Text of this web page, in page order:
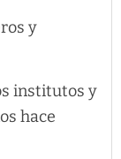
y
institutos y
hace